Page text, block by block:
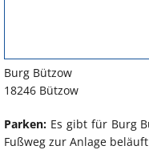
Burg Bützow
18246 Bützow
Parken: Es gibt für Burg
Fußweg zur Anlage